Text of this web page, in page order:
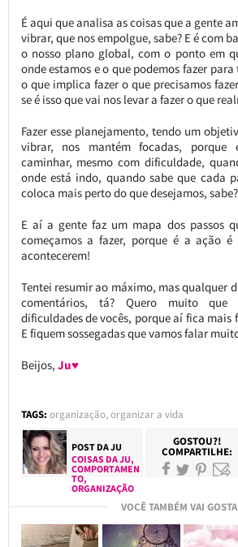
É aqui que analisa as coisas que a gente
vibrar, que nos empolgue, sabe? E é com
o nosso plano global, com o ponto em
onde estamos e o que podemos fazer
o que implica fazer o que precisamos
se é isso que vai nos levar a fazer o que
Fazer esse planejamento, tendo um
vibrar, nos mantém focadas,
caminhar, mesmo com dificuldade,
onde está indo, quando sabe que cada
coloca mais perto do que desejamos, sabe?
E aí a gente faz um mapa dos passos
começamos a fazer, porque é a ação
acontecerem!
Tentei resumir ao máximo, mas qualquer
comentários, tá? Quero muito que
dificuldades de vocês, porque aí fica mais
E fiquem sossegadas que vamos falar
Beijos, Ju♥
TAGS: organização,organizar a vida
POST DAJU
COISAS DA JU,
COMPORTAMEN
TO,
ORGANIZAÇÃO
GOSTOU?!
COMPARTILHE:
VOCÊ TAMBÉM VAI